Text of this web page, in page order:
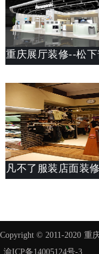
Copyright © 2011-2020 重
渝ICP备14005124号-3